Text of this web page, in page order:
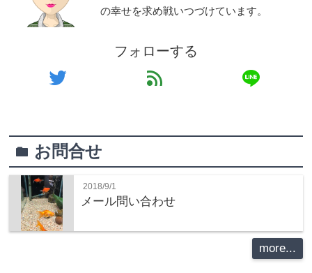
の幸せを求め戦いつづけています。
フォローする
twitter feed line
folder お問合せ
2018/9/1
メール問い合わせ
more...